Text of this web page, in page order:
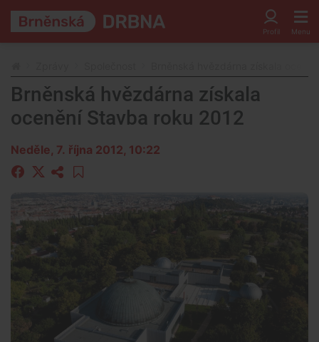
Brněnská hvězdárna získala
ocenění Stavba roku 2012
Neděle, 7. října 2012, 10:22